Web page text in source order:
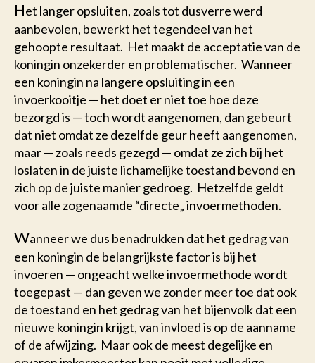
Het langer opsluiten, zoals tot dusverre werd
aanbevolen, bewerkt het tegendeel van het
gehoopte resultaat. Het maakt de acceptatie van de
koningin onzekerder en problematischer. Wanneer
een koningin na langere opsluiting in een
invoerkooitje — het doet er niet toe hoe deze
bezorgd is — toch wordt aangenomen, dan gebeurt
dat niet omdat ze dezelfde geur heeft aangenomen,
maar — zoals reeds gezegd — omdat ze zich bij het
loslaten in de juiste lichamelijke toestand bevond en
zich op de juiste manier gedroeg. Hetzelfde geldt
voor alle zogenaamde “directe„ invoermethoden.
Wanneer we dus benadrukken dat het gedrag van
een koningin de belangrijkste factor is bij het
invoeren — ongeacht welke invoermethode wordt
toegepast — dan geven we zonder meer toe dat ook
de toestand en het gedrag van het bijenvolk dat een
nieuwe koningin krijgt, van invloed is op de aanname
of de afwijzing. Maar ook de meest degelijke en